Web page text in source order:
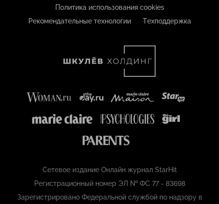
Политика использования cookies
Рекомендательные технологии
Техподдержка
Сетевое издание Онлайн журнал StarHit
Регистрационный номер ЭЛ № ФС 77 - 83698
Зарегистрировано Федеральной службой по надзору в